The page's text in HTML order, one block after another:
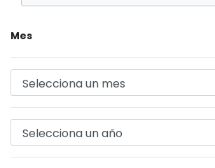
Mes